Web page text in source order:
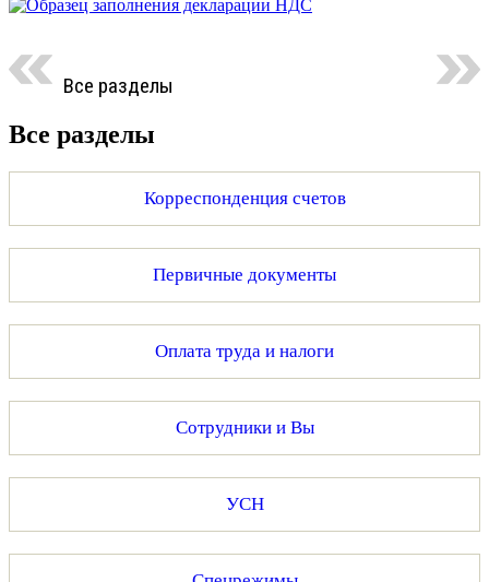
Все разделы
Все разделы
Корреспонденция счетов
Первичные документы
Оплата труда и налоги
Сотрудники и Вы
УСН